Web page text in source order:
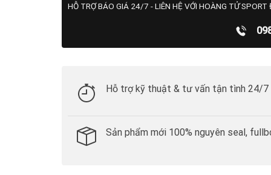
HỖ TRỢ BÁO GIÁ 24/7 - LIÊN HỆ VỚI HOÀNG TỬ
Hỗ trợ kỹ thuật & tư vấn tận tình 24/7
Sản phẩm mới 100% nguyên seal,